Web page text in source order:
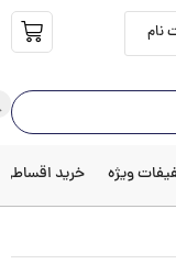
نام
ویژه خرید اقساطی